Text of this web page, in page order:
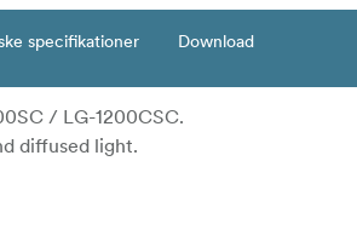
specifikationer Download
/ LG-1200CSC.
diffused light.